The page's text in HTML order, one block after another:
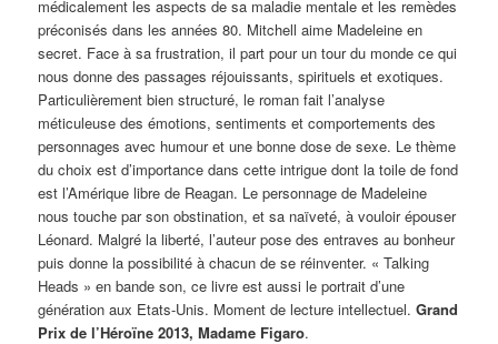
médicalement les aspects de sa maladie mentale et les remèdes
préconisés dans les années 80. Mitchell aime Madeleine en
secret. Face à sa frustration, il part pour un tour du monde ce qui
nous donne des passages réjouissants, spirituels et exotiques.
Particulièrement bien structuré, le roman fait l’analyse
méticuleuse des émotions, sentiments et comportements des
personnages avec humour et une bonne dose de sexe. Le thème
du choix est d’importance dans cette intrigue dont la toile de fond
est l’Amérique libre de Reagan. Le personnage de Madeleine
nous touche par son obstination, et sa naïveté, à vouloir épouser
Léonard. Malgré la liberté, l’auteur pose des entraves au bonheur
puis donne la possibilité à chacun de se réinventer. « Talking
Heads » en bande son, ce livre est aussi le portrait d’une
génération aux Etats-Unis. Moment de lecture intellectuel.Grand
Prix de l’Héroïne 2013, Madame Figaro.